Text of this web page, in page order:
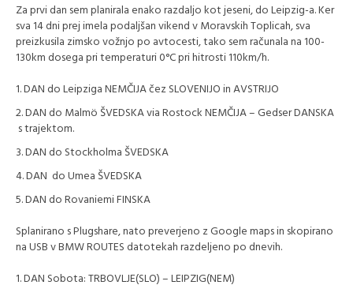
Za prvi dan sem planirala enako razdaljo kot jeseni, do Leipzig-a. Ker
sva 14 dni prej imela podaljšan vikend v Moravskih Toplicah, sva
preizkusila zimsko vožnjo po avtocesti, tako sem računala na 100-
130km dosega pri temperaturi 0°C pri hitrosti 110km/h.
DAN do Leipziga NEMČIJA čez SLOVENIJO in AVSTRIJO
DAN do Malmö ŠVEDSKA via Rostock NEMČIJA – Gedser DANSKA
s trajektom.
DAN do Stockholma ŠVEDSKA
DAN do Umea ŠVEDSKA
DAN do Rovaniemi FINSKA
Splanirano s Plugshare, nato preverjeno z Google maps in skopirano
na USB v BMW ROUTES datotekah razdeljeno po dnevih.
DAN Sobota: TRBOVLJE(SLO) – LEIPZIG(NEM)